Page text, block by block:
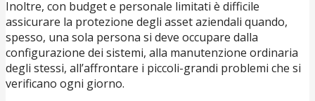
Inoltre, con budget e personale limitati è difficile
assicurare la protezione degli asset aziendali quando,
spesso, una sola persona si deve occupare dalla
configurazione dei sistemi, alla manutenzione ordinaria
degli stessi, all’affrontare i piccoli-grandi problemi che si
verificano ogni giorno.